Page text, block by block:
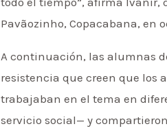
Pavãozinho, Copacabana, en
A continuación, las alumnas
resistencia que creen que los
trabajaban en el tema en
servicio social— y